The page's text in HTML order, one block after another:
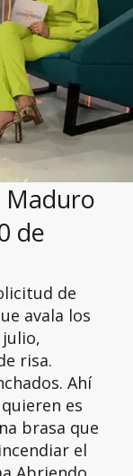
Maduro
de
de
avala los
risa.
Ahí
es
brasa que
el